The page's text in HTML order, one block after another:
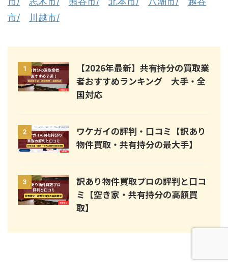
市/
川越市/
1
【2026年最新】共有持分の買取業
者おすすめランキング 大手・全
国対応
2
ワケガイの評判・口コミ【訳あり
物件買取・共有持分の最大手】
3
訳あり物件買取プロの評判と口コ
ミ【空き家・共有持分の高額買
取】